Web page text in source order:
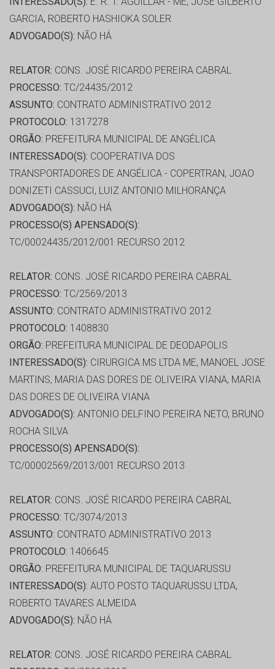
GARCIA, ROBERTO HASHIOKA SOLER
ADVOGADO(S): NÃO HÁ
RELATOR: CONS. JOSÉ RICARDO PEREIRA CABRAL
PROCESSO: TC/24435/2012
ASSUNTO: CONTRATO ADMINISTRATIVO 2012
PROTOCOLO: 1317278
ORGÃO: PREFEITURA MUNICIPAL DE ANGÉLICA
INTERESSADO(S): COOPERATIVA DOS
TRANSPORTADORES DE ANGÉLICA - COPERTRAN, JOAO
DONIZETI CASSUCI, LUIZ ANTONIO MILHORANÇA
ADVOGADO(S): NÃO HÁ
PROCESSO(S) APENSADO(S):
TC/00024435/2012/001 RECURSO 2012
RELATOR: CONS. JOSÉ RICARDO PEREIRA CABRAL
PROCESSO: TC/2569/2013
ASSUNTO: CONTRATO ADMINISTRATIVO 2012
PROTOCOLO: 1408830
ORGÃO: PREFEITURA MUNICIPAL DE DEODAPOLIS
INTERESSADO(S): CIRURGICA MS LTDA ME, MANOEL JOSE
MARTINS, MARIA DAS DORES DE OLIVEIRA VIANA, MARIA
DAS DORES DE OLIVEIRA VIANA
ADVOGADO(S): ANTONIO DELFINO PEREIRA NETO, BRUNO
ROCHA SILVA
PROCESSO(S) APENSADO(S):
TC/00002569/2013/001 RECURSO 2013
RELATOR: CONS. JOSÉ RICARDO PEREIRA CABRAL
PROCESSO: TC/3074/2013
ASSUNTO: CONTRATO ADMINISTRATIVO 2013
PROTOCOLO: 1406645
ORGÃO: PREFEITURA MUNICIPAL DE TAQUARUSSU
INTERESSADO(S): AUTO POSTO TAQUARUSSU LTDA,
ROBERTO TAVARES ALMEIDA
ADVOGADO(S): NÃO HÁ
RELATOR: CONS. JOSÉ RICARDO PEREIRA CABRAL